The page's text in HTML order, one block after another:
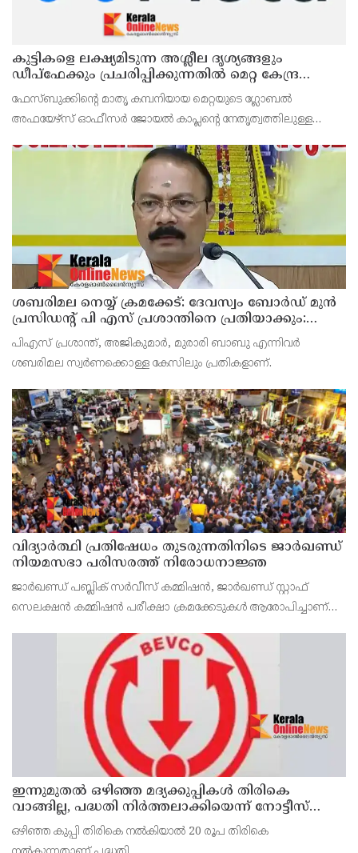
കുട്ടികളെ ലക്ഷ്യമിടുന്ന അശ്ലീല ദൃശ്യങ്ങളും
ഡീപ്ഫേക്കും പ്രചരിപ്പിക്കുന്നതില്‍ മെറ്റ കേന്ദ്രത്തോട്
മാപ്പ് പറഞ്ഞു
ഫേസ്ബുക്കിന്റെ മാതൃ കമ്പനിയായ മെറ്റയുടെ ഗ്ലോബല്‍
അഫയേഴ്‌സ് ഓഫീസര്‍ ജോയല്‍ കാപ്ലന്റെ നേതൃത്വത്തിലുള്ള
കൂടിക്കാഴ്ചയില്‍ ശക്തമായ മുന്നറിയിപ്പാണ് നല്‍കിയ
ശബരിമല നെയ്യ് ക്രമക്കേട്: ദേവസ്വം ബോര്‍ഡ് മുന്‍
പ്രസിഡന്റ് പി എസ് പ്രശാന്തിനെ പ്രതിയാക്കും:
ദേവസ്വം വിജിലന്‍സ്
പിഎസ് പ്രശാന്ത്, അജികുമാര്‍, മുരാരി ബാബു എന്നിവര്‍
ശബരിമല സ്വര്‍ണക്കൊള്ള കേസിലും പ്രതികളാണ്.
വിദ്യാര്‍ത്ഥി പ്രതിഷേധം തുടരുന്നതിനിടെ ജാര്‍ഖണ്ഡ്
നിയമസഭാ പരിസരത്ത് നിരോധനാജ്ഞ
ജാര്‍ഖണ്ഡ് പബ്ലിക് സര്‍വീസ് കമ്മിഷന്‍, ജാര്‍ഖണ്ഡ് സ്റ്റാഫ്
സെലക്ഷന്‍ കമ്മിഷന്‍ പരീക്ഷാ ക്രമക്കേടുകള്‍ ആരോപിച്ചാണ്
ഇന്നുമുതല്‍ ഒഴിഞ്ഞ മദ്യക്കുപ്പികള്‍ തിരികെ
വാങ്ങില്ല, പദ്ധതി നിര്‍ത്തലാക്കിയെന്ന് നോട്ടീസ്
പ്രദര്‍ശിപ്പിക്കും
ഒഴിഞ്ഞ കുപ്പി തിരികെ നല്‍കിയാല്‍ 20 രൂപ തിരികെ